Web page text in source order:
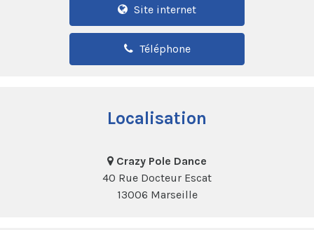
Site internet
Téléphone
Localisation
Crazy Pole Dance
40 Rue Docteur Escat
13006 Marseille